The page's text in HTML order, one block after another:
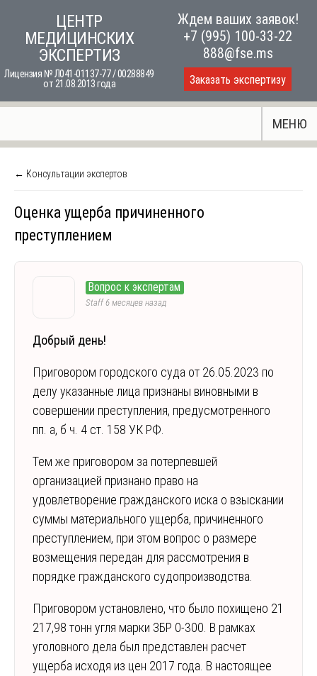
content
ЦЕНТР
МЕДИЦИНСКИХ
ЭКСПЕРТИЗ
Лицензия № Л041-01137-77 / 00288849
от 21.08.2013 года
Ждем ваших заявок!
+7 (995) 100-33-22
888@fse.ms
Заказать экспертизу
МЕНЮ
← Консультации экспертов
Оценка ущерба причиненного
преступлением
Вопрос к экспертам
Staff6 месяцев назад
Добрый день!
Приговором городского суда от 26.05.2023 по
делу указанные лица признаны виновными в
совершении преступления, предусмотренного
пп. а, б ч. 4 ст. 158 УК РФ.
Тем же приговором за потерпевшей
организацией признано право на
удовлетворение гражданского иска о взыскании
суммы материального ущерба, причиненного
преступлением, при этом вопрос о размере
возмещения передан для рассмотрения в
порядке гражданского судопроизводства.
Приговором установлено, что было похищено 21
217,98 тонн угля марки ЗБР 0-300. В рамках
уголовного дела был представлен расчет
ущерба исходя из цен 2017 года. В настоящее